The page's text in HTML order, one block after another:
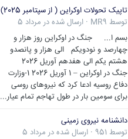
تاپیک تحولات اوکراین ( از سپتامبر 2025)
توسط MR9
· ارسال شده در مرداد 5
بسم ا... جنگ در اوکراین روز هزار و
چهارصد و نودویکم الی هزار و پانصدو
هشتم یکم الی هفدهم آوریل 2026
جنگ در اوکراین – 1 آوریل 2026 1-وزارت
دفاع روسیه ادعا کرد که نیروهای روسی
برای سومین بار در طول تهاجم تمام عیار...
دانشنامه نیروی زمینی
توسط 951
· ارسال شده در مرداد 5